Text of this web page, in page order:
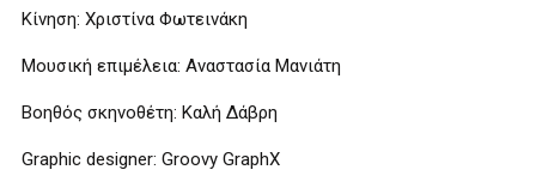
Κίνηση: Χριστίνα Φωτεινάκη
Μουσική επιμέλεια: Αναστασία Μανιάτη
Βοηθός σκηνοθέτη: Καλή Δάβρη
Graphic designer: Groovy GraphX